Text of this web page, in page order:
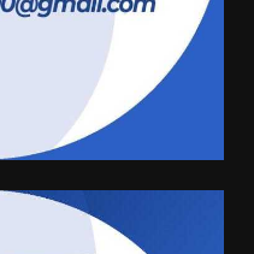
festa, domani sera
con Uccio De
gli studenti
bando “La strada